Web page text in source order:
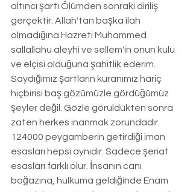
altıncı şartı Ölümden sonraki diriliş
gerçektir. Allah'tan başka ilah
olmadığına Hazreti Muhammed
sallallahu aleyhi ve sellem'in onun kulu
ve elçisi olduğuna şahitlik ederim.
Saydığımız şartların kuranımız hariç
hiçbirisi baş gözümüzle gördüğümüz
şeyler değil. Gözle görüldükten sonra
zaten herkes inanmak zorundadır.
124000 peygamberin getirdiği iman
esasları hepsi aynıdır. Sadece şeriat
esasları farklı olur. İnsanın canı
boğazına, hulkuma geldiğinde Enam